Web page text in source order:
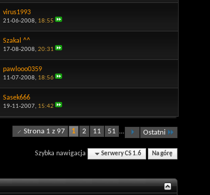
virus1993
21-06-2008, 18:55
Szakal ^^
17-08-2008, 20:31
pawlooo0359
11-07-2008, 18:56
Sasek666
19-11-2007, 15:42
Strona 1 z 97 1 2 11 51 ... Ostatni
Szybka nawigacja Serwery CS 1.6 Na górę